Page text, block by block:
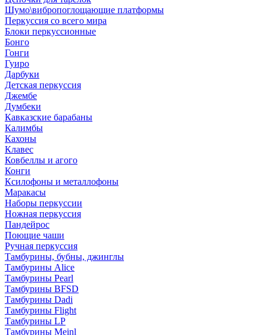
Шумо\вибропоглощающие платформы
Перкуссия со всего мира
Блоки перкуссионные
Бонго
Гонги
Гуиро
Дарбуки
Детская перкуссия
Джембе
Думбеки
Кавказские барабаны
Калимбы
Кахоны
Клавес
Ковбеллы и агого
Конги
Ксилофоны и металлофоны
Маракасы
Наборы перкуссии
Ножная перкуссия
Пандейрос
Поющие чаши
Ручная перкуссия
Тамбурины, бубны, джинглы
Тамбурины Alice
Тамбурины Pearl
Тамбурины BFSD
Тамбурины Dadi
Тамбурины Flight
Тамбурины LP
Тамбурины Meinl